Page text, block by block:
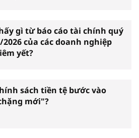
gì từ báo cáo tài chính quý
của các doanh nghiệp
yết?
sách tiền tệ bước vào
mới"?